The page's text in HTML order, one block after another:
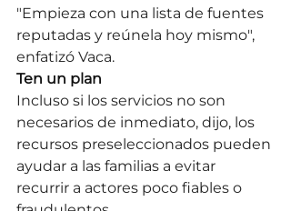
"Empieza con una lista de fuentes
reputadas y reúnela hoy mismo",
enfatizó Vaca.
Ten un plan
Incluso si los servicios no son
necesarios de inmediato, dijo, los
recursos preseleccionados pueden
ayudar a las familias a evitar
recurrir a actores poco fiables o